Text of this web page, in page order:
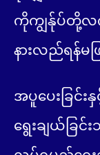
ကိုကျွန်ုပ်တို့
နားလည်ရန်မဖ
အပူပေးခြင်း
ရွေးချယ်ခ